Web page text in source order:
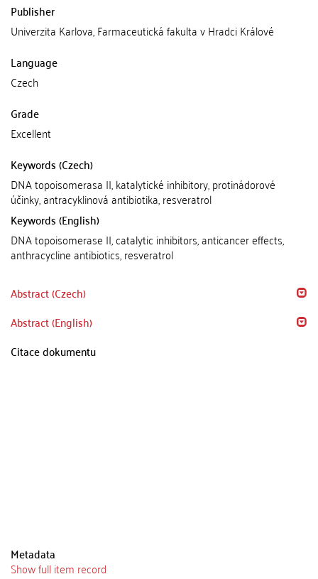
Publisher
Univerzita Karlova, Farmaceutická fakulta v Hradci Králové
Language
Czech
Grade
Excellent
Keywords (Czech)
DNA topoisomerasa II, katalytické inhibitory, protinádorové
účinky, antracyklinová antibiotika, resveratrol
Keywords (English)
DNA topoisomerase II, catalytic inhibitors, anticancer effects,
anthracycline antibiotics, resveratrol
Abstract (Czech)
Abstract (English)
Citace dokumentu
Metadata
Show full item record